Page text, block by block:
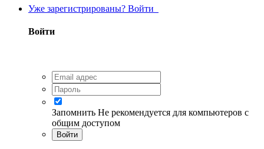
Уже зарегистрированы? Войти
Войти
Запомнить Не рекомендуется для компьютеров с
общим доступом
Войти